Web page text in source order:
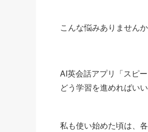
こんな悩みありません
AI英会話アプリ「スピ
どう学習を進めればい
私も使い始めた頃は、